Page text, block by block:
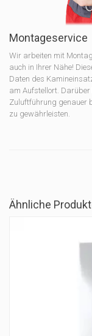
Montageservice
Wir arbeiten mit
auch in Ihrer Nähe!
Daten des
am Aufstellort.
Zuluftführung genauer
zu gewährleisten.
Ähnliche